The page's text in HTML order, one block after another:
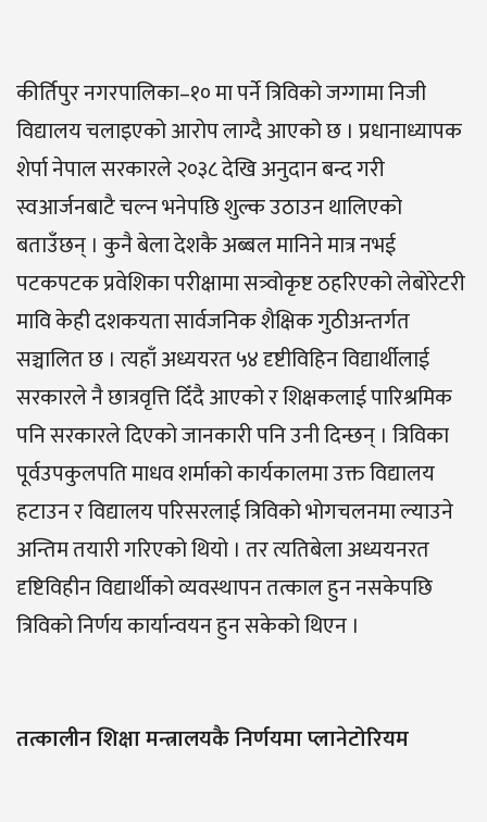
कीर्तिपुर नगरपालिका–१० मा पर्ने त्रिविको जग्गामा निजी
विद्यालय चलाइएको आरोप लाग्दै आएको छ । प्रधानाध्यापक
शेर्पा नेपाल सरकारले २०३८ देखि अनुदान बन्द गरी
स्वआर्जनबाटै चल्न भनेपछि शुल्क उठाउन थालिएको
बताउँछन् । कुनै बेला देशकै अब्बल मानिने मात्र नभई
पटकपटक प्रवेशिका परीक्षामा सत्र्वोकृष्ट ठहरिएको लेबोरेटरी
मावि केही दशकयता सार्वजनिक शैक्षिक गुठीअन्तर्गत
सञ्चालित छ । त्यहाँ अध्ययरत ५४ दृष्टीविहिन विद्यार्थीलाई
सरकारले नै छात्रवृत्ति दिँदै आएको र शिक्षकलाई पारिश्रमिक
पनि सरकारले दिएको जानकारी पनि उनी दिन्छन् । त्रिविका
पूर्वउपकुलपति माधव शर्माको कार्यकालमा उक्त विद्यालय
हटाउन र विद्यालय परिसरलाई त्रिविको भोगचलनमा ल्याउने
अन्तिम तयारी गरिएको थियो । तर त्यतिबेला अध्ययनरत
दृष्टिविहीन विद्यार्थीको व्यवस्थापन तत्काल हुन नसकेपछि
त्रिविको निर्णय कार्यान्वयन हुन सकेको थिएन ।
तत्कालीन शिक्षा मन्त्रालयकै निर्णयमा प्लानेटोरियम